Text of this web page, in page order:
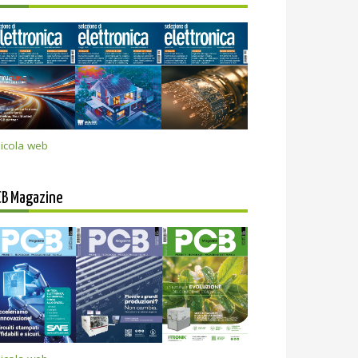
web
Magazine